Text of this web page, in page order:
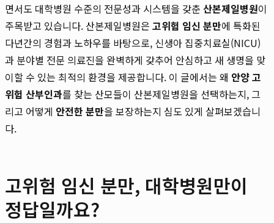
면서도 대학병원 수준의 전문성과 시스템을 갖춘 산본제일병원이
주목받고 있습니다. 산본제일병원은 고위험 임신 분만에 특화된
다년간의 경험과 노하우를 바탕으로, 신생아 집중치료실(NICU)
과 분야별 전문 의료진을 완벽하게 갖추어 안심하고 새 생명을 맞
이할 수 있는 최적의 환경을 제공합니다. 이 글에서는 왜 안양 고
위험 산부인과를 찾는 산모들이 산본제일병원을 선택하는지, 그
리고 어떻게 안전한 분만을 보장하는지 심도 있게 살펴보겠습니
다.
고위험 임신 분만, 대학병원만이
정답일까요?